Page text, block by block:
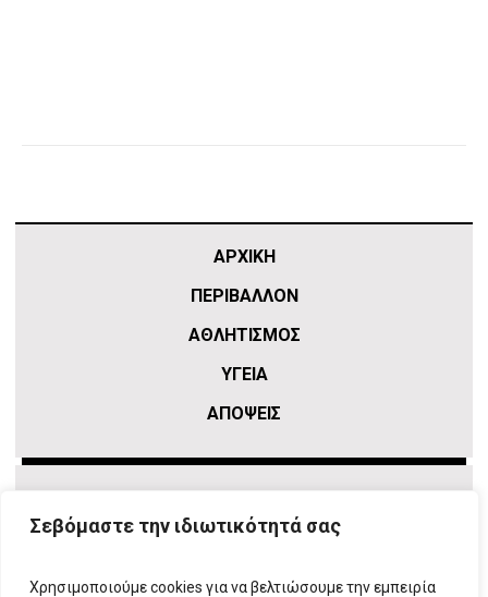
Σεβόμαστε την ιδιωτικότητά σας
Χρησιμοποιούμε cookies για να βελτιώσουμε την εμπειρία
ΑΡΧΙΚΗ
ΠΕΡΙΒΑΛΛΟΝ
ΑΘΛΗΤΙΣΜΌΣ
ΥΓΕΙΑ
ΑΠΟΨΕΙΣ